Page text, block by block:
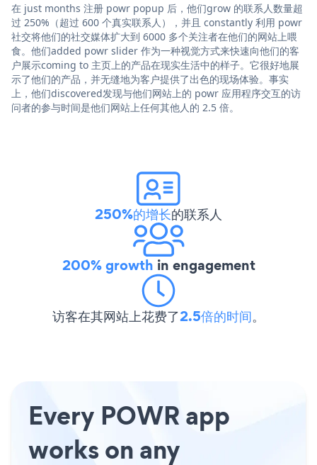
在 just months 注册 powr popup 后，他们grow 的联系人数量超
过 250%（超过 600 个真实联系人），并且 constantly 利用 powr
社交将他们的社交媒体扩大到 6000 多个关注者在他们的网站上喂
食。他们added powr slider 作为一种视觉方式来快速向他们的客
户展示coming to 主页上的产品在现实生活中的样子。它很好地展
示了他们的产品，并无缝地为客户提供了出色的现场体验。事实
上，他们discovered发现与他们网站上的 powr 应用程序交互的访
问者的参与时间是他们网站上任何其他人的 2.5 倍。
250%的增长的联系人
200% growth in engagement
访客在其网站上花费了2.5倍的时间。
Every POWR app
works on any